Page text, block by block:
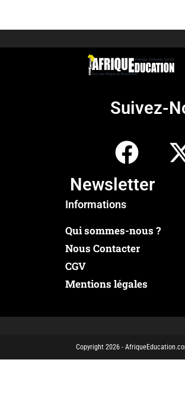
Suivez-
Newsletter
Informations
Qui sommes-nous ?
Nous Contacter
CGV
Mentions légales
Copyright 2026 -